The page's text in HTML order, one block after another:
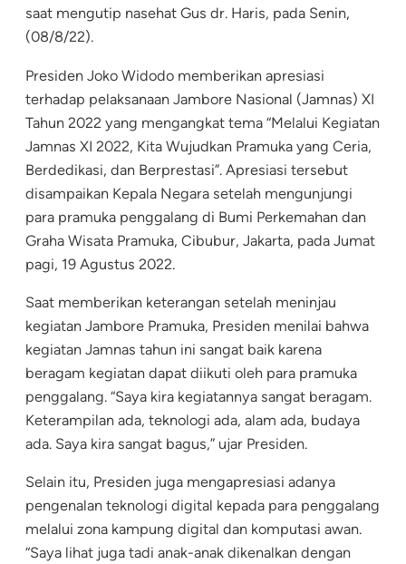
saat mengutip nasehat Gus dr. Haris, pada Senin,
(08/8/22).
Presiden Joko Widodo memberikan apresiasi
terhadap pelaksanaan Jambore Nasional (Jamnas) XI
Tahun 2022 yang mengangkat tema “Melalui Kegiatan
Jamnas XI 2022, Kita Wujudkan Pramuka yang Ceria,
Berdedikasi, dan Berprestasi”. Apresiasi tersebut
disampaikan Kepala Negara setelah mengunjungi
para pramuka penggalang di Bumi Perkemahan dan
Graha Wisata Pramuka, Cibubur, Jakarta, pada Jumat
pagi, 19 Agustus 2022.
Saat memberikan keterangan setelah meninjau
kegiatan Jambore Pramuka, Presiden menilai bahwa
kegiatan Jamnas tahun ini sangat baik karena
beragam kegiatan dapat diikuti oleh para pramuka
penggalang. “Saya kira kegiatannya sangat beragam.
Keterampilan ada, teknologi ada, alam ada, budaya
ada. Saya kira sangat bagus,” ujar Presiden.
Selain itu, Presiden juga mengapresiasi adanya
pengenalan teknologi digital kepada para penggalang
melalui zona kampung digital dan komputasi awan.
“Saya lihat juga tadi anak-anak dikenalkan dengan